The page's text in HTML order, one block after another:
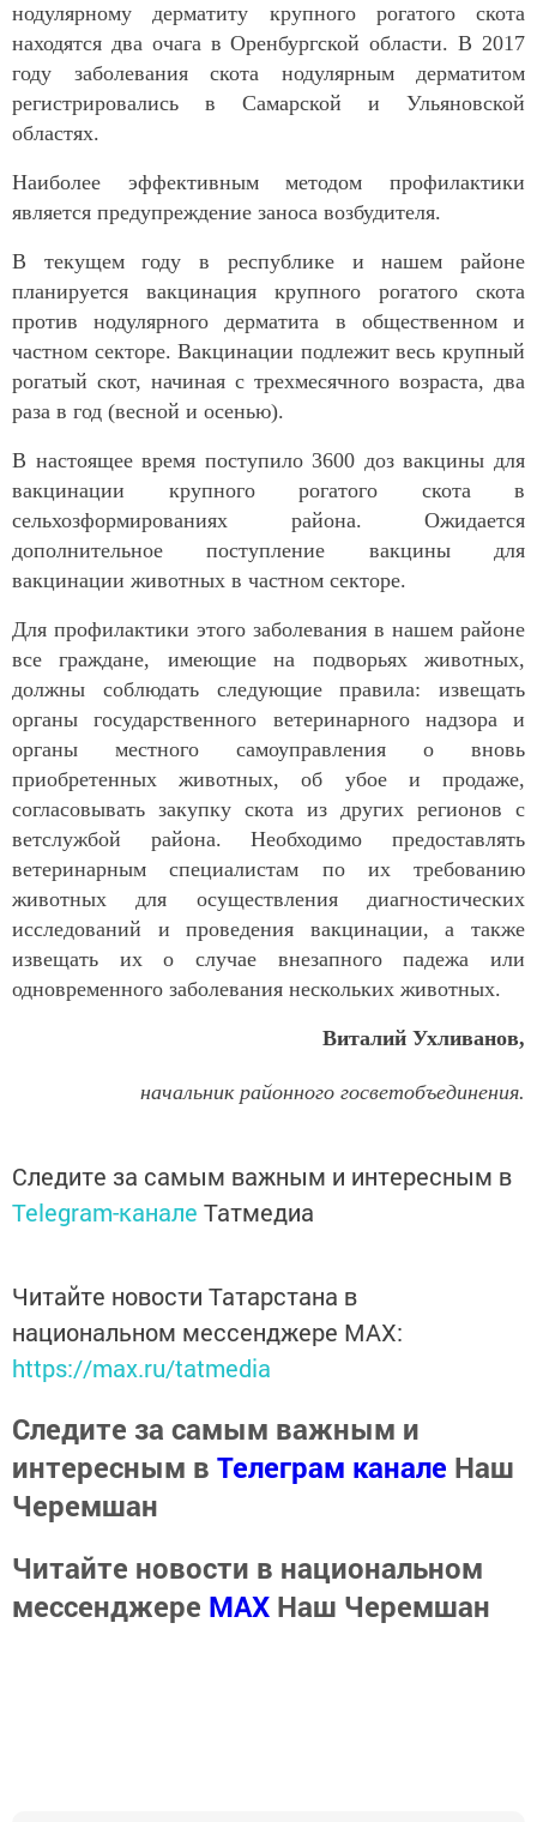
нодулярному дерматиту крупного рогатого скота
находятся два очага в Оренбургской области. В 2017
году заболевания скота нодулярным дерматитом
регистрировались в Самарской и Ульяновской
областях.
Наиболее эффективным методом профилактики
является предупреждение заноса возбудителя.
В текущем году в республике и нашем районе
планируется вакцинация крупного рогатого скота
против нодулярного дерматита в общественном и
частном секторе. Вакцинации подлежит весь крупный
рогатый скот, начиная с трехмесячного возраста, два
раза в год (весной и осенью).
В настоящее время поступило 3600 доз вакцины для
вакцинации крупного рогатого скота в
сельхозформированиях района. Ожидается
дополнительное поступление вакцины для
вакцинации животных в частном секторе.
Для профилактики этого заболевания в нашем районе
все граждане, имеющие на подворьях животных,
должны соблюдать следующие правила: извещать
органы государственного ветеринарного надзора и
органы местного самоуправления о вновь
приобретенных животных, об убое и продаже,
согласовывать закупку скота из других регионов с
ветслужбой района. Необходимо предоставлять
ветеринарным специалистам по их требованию
животных для осуществления диагностических
исследований и проведения вакцинации, а также
извещать их о случае внезапного падежа или
одновременного заболевания нескольких животных.
Виталий Ухливанов,
начальник районного госветобъединения.
Следите за самым важным и интересным в
Telegram-канале Татмедиа
Читайте новости Татарстана в
национальном мессенджере MАХ:
https://max.ru/tatmedia
Следите за самым важным и
интересным в Телеграм канале Наш
Черемшан
Читайте новости в национальном
мессенджере MАХ Наш Черемшан